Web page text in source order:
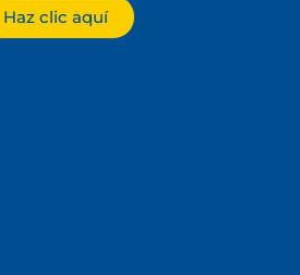
Haz clic aquí